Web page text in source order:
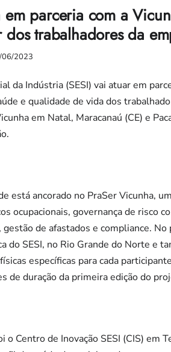
em parceria com a
dos trabalhadores da
06/2023
da Indústria (SESI) vai atuar em
e qualidade de vida dos
em Natal, Maracanaú (CE) e
está ancorado no PraSer Vicunha,
ocupacionais, governança de risco
de afastados e compliance.
do SESI, no Rio Grande do Norte e
específicas para cada
de duração da primeira edição do
o Centro de Inovação SESI (CIS) em